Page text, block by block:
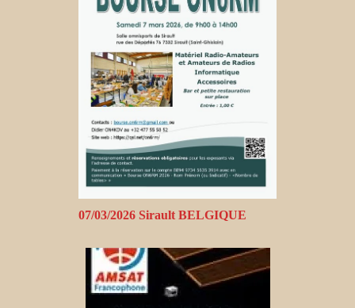
07/03/2026 Sirault BELGIQUE